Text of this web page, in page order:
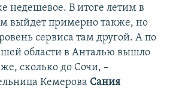
недешевое. В итоге летим в
выйдет примерно также, но
сервиса там другой. А по
области в Анталью вышло
сколько до Сочи, –
Кемерова Сания